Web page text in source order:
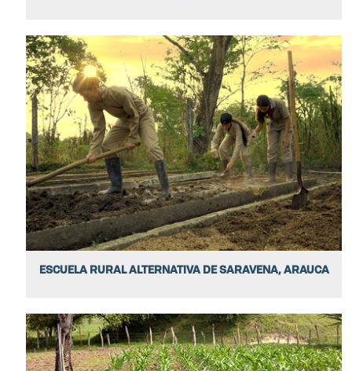
ESCUELA RURAL ALTERNATIVA DE SARAVENA, ARAUCA